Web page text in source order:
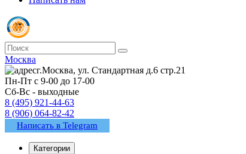
Москва
г.Москва, ул. Стандартная д.6 стр.21
Пн-Пт с 9-00 до 17-00
Сб-Вс - выходные
8 (495) 921-44-63
8 (906) 064-82-42
Написать в Telegram
Категории